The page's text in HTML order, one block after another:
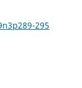
295